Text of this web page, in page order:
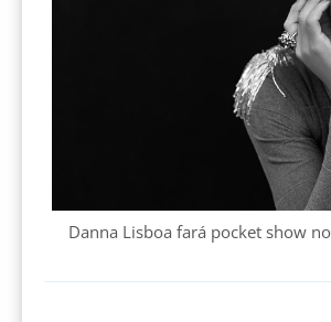
Danna Lisboa fará pocket show